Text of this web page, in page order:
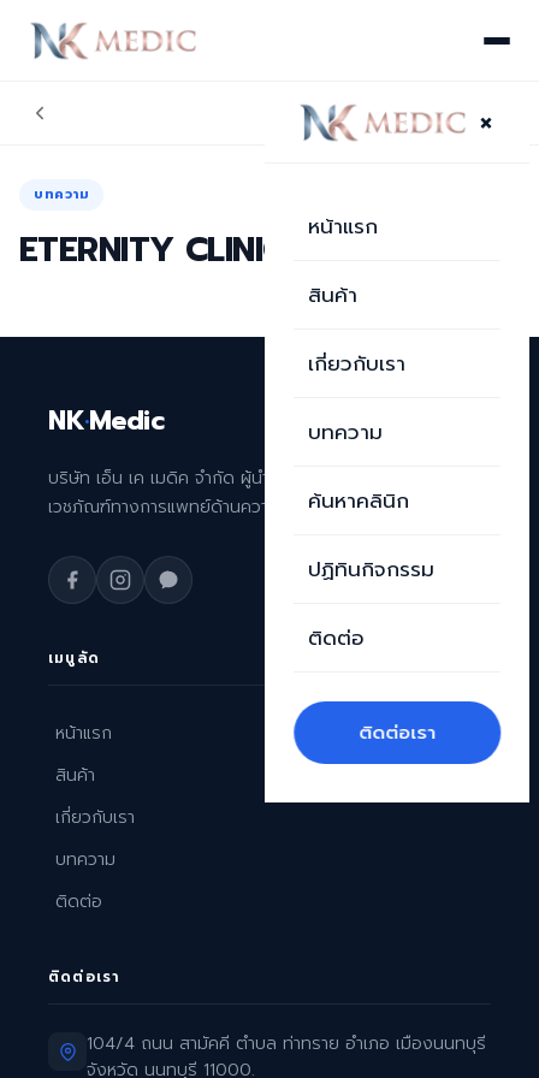
×
หน้าแรก
สินค้า
เกี่ยวกับเรา
บทความ
ค้นหาคลินิก
ปฏิทินกิจกรรม
ติดต่อ
ติดต่อเรา
บทความ
ETERNITY CLINIC สาขาหาดใหญ่
NK·Medic
บริษัท เอ็น เค เมดิค จำกัด ผู้นำเข้าและจัดจำหน่าย
เวชภัณฑ์ทางการแพทย์ด้านความงามระดับพรีเมียม
เมนูลัด
หน้าแรก
สินค้า
เกี่ยวกับเรา
บทความ
ติดต่อ
ติดต่อเรา
104/4 ถนน สามัคคี ตำบล ท่าทราย อำเภอ เมืองนนทบุรี
จังหวัด นนทบุรี 11000.